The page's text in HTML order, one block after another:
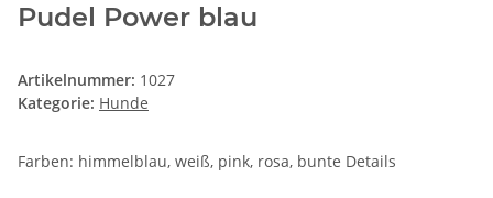
Pudel Power blau
Artikelnummer: 1027
Kategorie: Hunde
Farben: himmelblau, weiß, pink, rosa, bunte Details